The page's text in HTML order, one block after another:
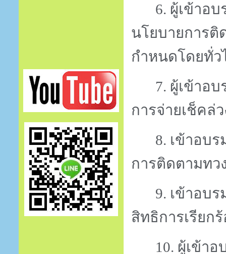
6. ผู้เข้าอบ
นโยบายการติ
กำหนดโดยทั่ว
7. ผู้เข้าอ
การจ่ายเช็คล่
8. เข้าอบ
การติดตามท
9. เข้าอบ
สิทธิการเรียก
10. ผู้เข้า